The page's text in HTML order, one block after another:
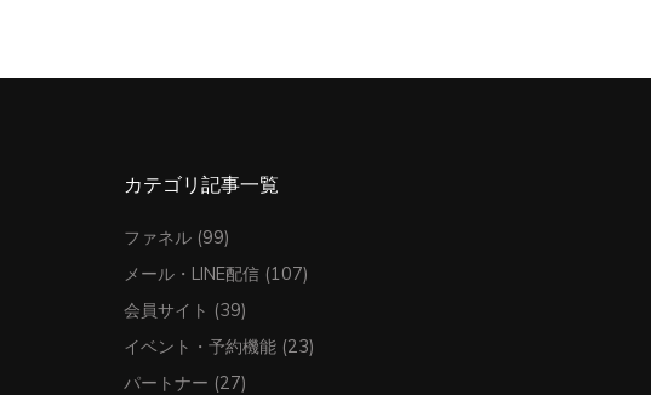
カテゴリ記事一覧
ファネル (99)
メール・LINE配信 (107)
会員サイト (39)
イベント・予約機能 (23)
パートナー (27)